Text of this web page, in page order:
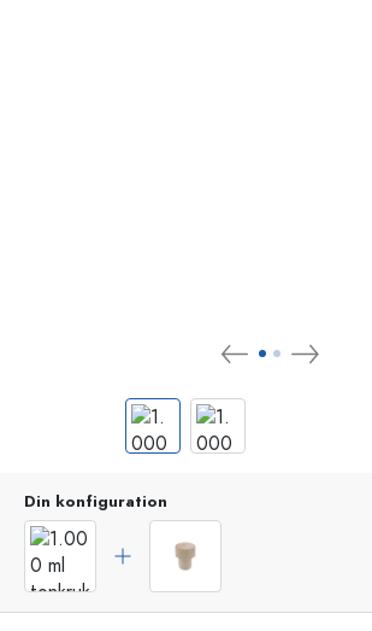
Din konfiguration